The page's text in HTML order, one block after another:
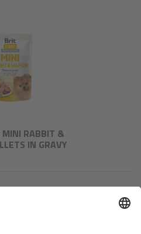
MINI RABBIT &
IN GRAVY